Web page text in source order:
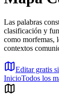
Las palabras
clasificación y
como morfemas,
contextos
Editar gratis
InicioTodos los